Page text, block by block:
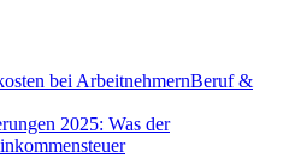
bei ArbeitnehmernBeruf &
2025: Was der